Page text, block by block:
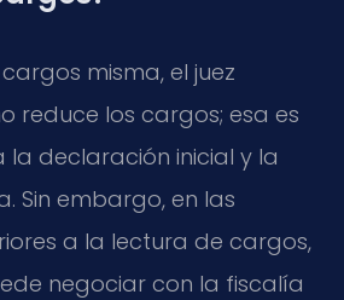
misma, el juez
reduce los cargos; esa es
declaración inicial y la
Sin embargo, en las
a la lectura de cargos,
negociar con la fiscalía